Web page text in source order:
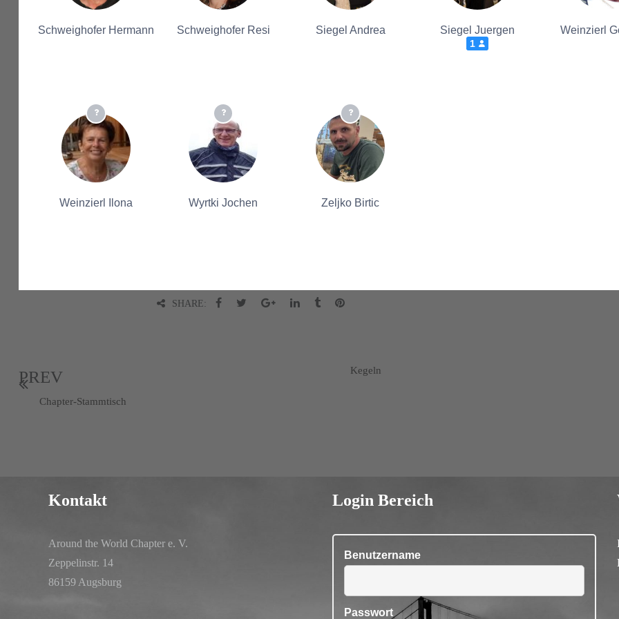
Schweighofer Hermann Schweighofer Resi Siegel Andrea Siegel Juergen
1
Weinzierl
Weinzierl Ilona Wyrtki Jochen Zeljko Birtic
SHARE:
PREV
Chapter-Stammtisch
Kegeln
Kontakt
Around the World Chapter e. V.
Zeppelinstr. 14
86159 Augsburg
Login Bereich
Benutzername
Passwort